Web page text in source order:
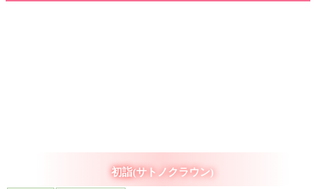
初詣(サトノクラウン)